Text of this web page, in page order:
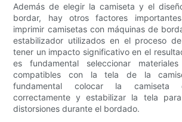
Además de elegir la camiseta y el
bordar, hay otros factores
imprimir camisetas con máquinas de
estabilizador utilizados en el proceso
tener un impacto significativo en el
es fundamental seleccionar
compatibles con la tela de la
fundamental colocar la
correctamente y estabilizar la tela
distorsiones durante el bordado.